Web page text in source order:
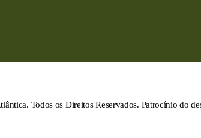
Todos os Direitos Reservados. Patrocínio do